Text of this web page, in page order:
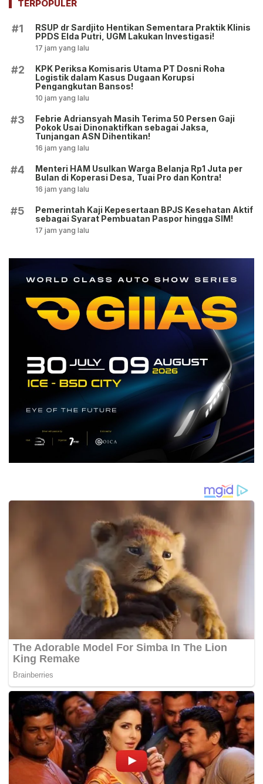
TERPOPULER
#1
RSUP dr Sardjito Hentikan Sementara Praktik Klinis
PPDS Elda Putri, UGM Lakukan Investigasi!
17 jam yang lalu
#2
KPK Periksa Komisaris Utama PT Dosni Roha
Logistik dalam Kasus Dugaan Korupsi
Pengangkutan Bansos!
10 jam yang lalu
#3
Febrie Adriansyah Masih Terima 50 Persen Gaji
Pokok Usai Dinonaktifkan sebagai Jaksa,
Tunjangan ASN Dihentikan!
16 jam yang lalu
#4
Menteri HAM Usulkan Warga Belanja Rp1 Juta per
Bulan di Koperasi Desa, Tuai Pro dan Kontra!
16 jam yang lalu
#5
Pemerintah Kaji Kepesertaan BPJS Kesehatan Aktif
sebagai Syarat Pembuatan Paspor hingga SIM!
17 jam yang lalu